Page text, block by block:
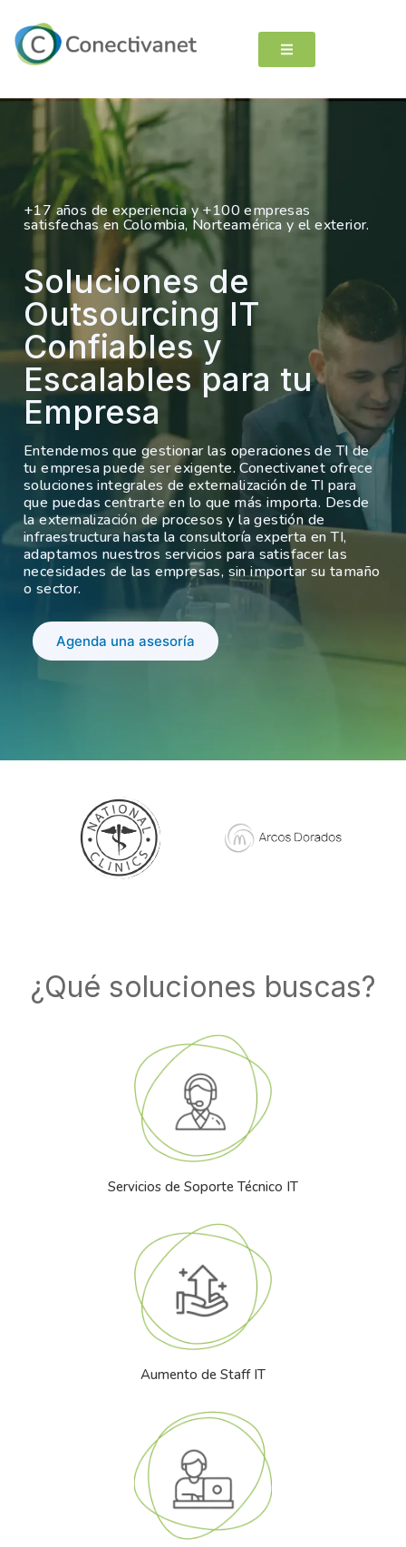
+17 años de experiencia y +100 empresas
satisfechas en Colombia, Norteamérica y el exterior.
Soluciones de
Outsourcing IT
Confiables y
Escalables para tu
Empresa
Entendemos que gestionar las operaciones de TI de
tu empresa puede ser exigente. Conectivanet ofrece
soluciones integrales de externalización de TI para
que puedas centrarte en lo que más importa. Desde
la externalización de procesos y la gestión de
infraestructura hasta la consultoría experta en TI,
adaptamos nuestros servicios para satisfacer las
necesidades de las empresas, sin importar su tamaño
o sector.
Agenda una asesoría
¿Qué soluciones buscas?
Servicios de Soporte Técnico IT
Aumento de Staff IT